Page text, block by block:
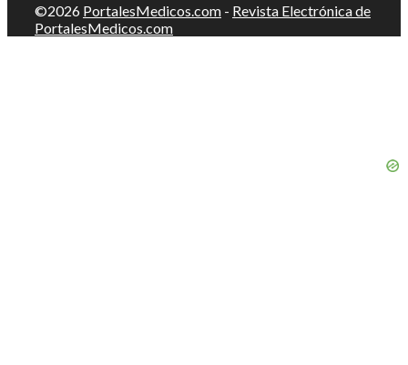
©2026 PortalesMedicos.com - Revista Electrónica de
PortalesMedicos.com